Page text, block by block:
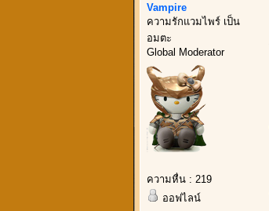
Vampire
ความรักแวมไพร์ เป็น
อมตะ
Global Moderator
ความหื่น : 219
ออฟไลน์